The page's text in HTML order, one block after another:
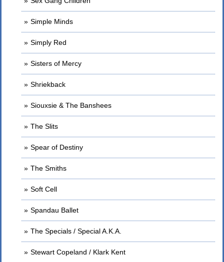
Simple Minds
Simply Red
Sisters of Mercy
Shriekback
Siouxsie & The Banshees
The Slits
Spear of Destiny
The Smiths
Soft Cell
Spandau Ballet
The Specials / Special A.K.A.
Stewart Copeland / Klark Kent